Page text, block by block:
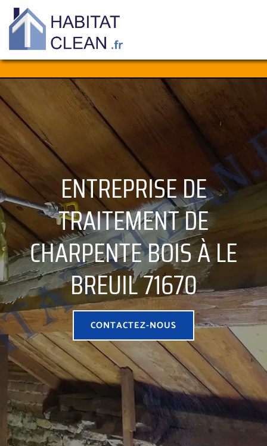
Aller
ENTREPRISE DE
TRAITEMENT DE
CHARPENTE BOIS À LE
BREUIL 71670
CONTACTEZ-NOUS